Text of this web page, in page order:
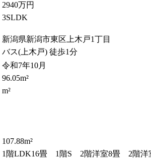
2940万円
3SLDK
新潟県新潟市東区上木戸1丁目
バス(上木戸) 徒歩1分
令和7年10月
96.05m²
m²
107.88m²
1階LDK16畳 1階S 2階洋室8畳